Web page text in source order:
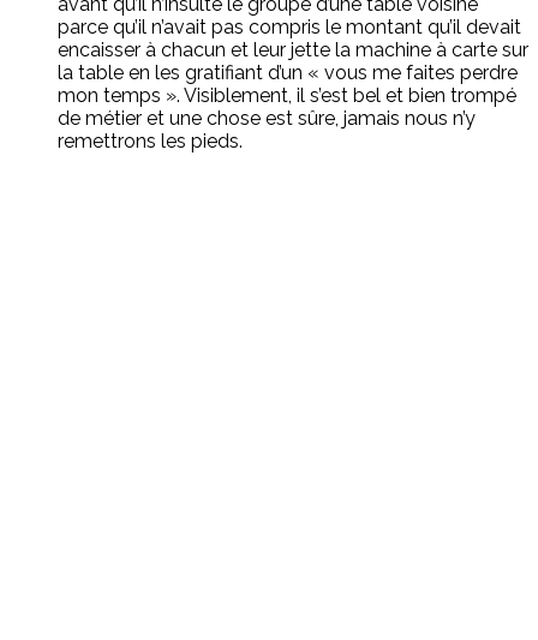
parce qu’il n’avait pas compris le montant qu’il devait
encaisser à chacun et leur jette la machine à carte sur
la table en les gratifiant d’un « vous me faites perdre
mon temps ». Visiblement, il s’est bel et bien trompé
de métier et une chose est sûre, jamais nous n’y
remettrons les pieds.